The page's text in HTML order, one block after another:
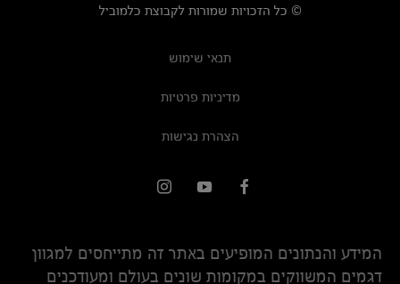
© כל הזכויות שמורות לקבוצת כלמוביל
תנאי שימוש
מדיניות פרטיות
הצהרת נגישות
המידע והנתונים המופיעים באתר זה מתייחסים למגוון
דגמים המשווקים במקומות שונים בעולם ומעודכנים